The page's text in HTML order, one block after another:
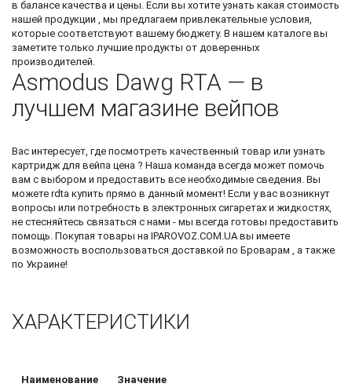
в балансе качества и цены. Если вы хотите узнать какая стоимость
нашей продукции , мы предлагаем привлекательные условия,
которые соответствуют вашему бюджету. В нашем каталоге вы
заметите только лучшие продукты от доверенных
производителей.
Asmodus Dawg RTA — в
лучшем магазине вейпов
Вас интересует, где посмотреть качественный товар или узнать
картридж для вейпа цена ? Наша команда всегда может помочь
вам с выбором и предоставить все необходимые сведения. Вы
можете rdta купить прямо в данный момент! Если у вас возникнут
вопросы или потребность в электронных сигаретах и жидкостях,
не стесняйтесь связаться с нами - мы всегда готовы предоставить
помощь. Покупая товары на IPAROVOZ.COM.UA вы имеете
возможность воспользоваться доставкой по Броварам , а также
по Украине!
ХАРАКТЕРИСТИКИ
Наименование Значение